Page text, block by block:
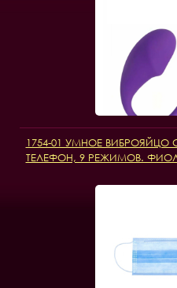
1754-01 УМНОЕ
ТЕЛЕФОН, 9 РЕЖИМОВ.